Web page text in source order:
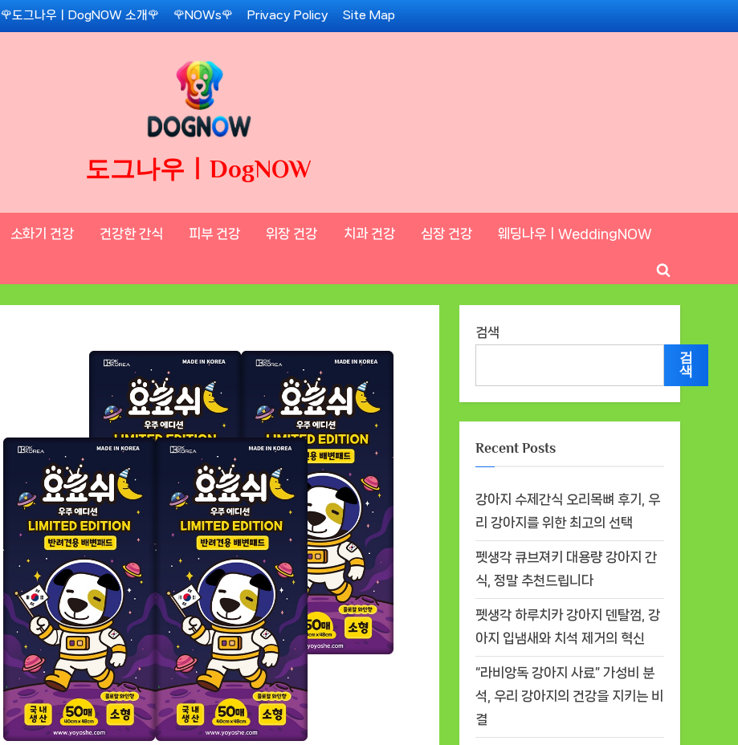
🌹도그나우ㅣDogNOW 소개🌹 🌹NOWs🌹 Privacy Policy Site Map
도그나우ㅣDogNOW
소화기 건강 건강한 간식 피부 건강 위장 건강 치과 건강 심장 건강 웨딩나우ㅣWeddingNOW
Toggle
search
검색
검
색
Recent Posts
강아지 수제간식 오리목뼈 후기, 우
리 강아지를 위한 최고의 선택
펫생각 큐브져키 대용량 강아지 간
식, 정말 추천드립니다
펫생각 하루치카 강아지 덴탈껌, 강
아지 입냄새와 치석 제거의 혁신
“라비앙독 강아지 사료” 가성비 분
석, 우리 강아지의 건강을 지키는 비
결